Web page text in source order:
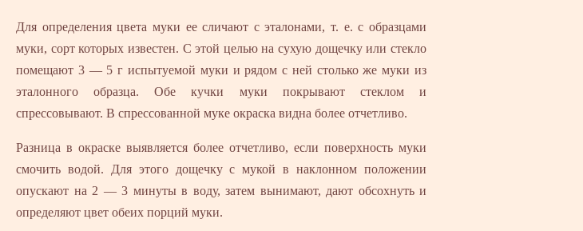
Для определения цвета муки ее сличают с эталонами, т. е. с образцами
муки, сорт которых известен. С этой целью на сухую дощечку или стекло
помещают 3 — 5 г испытуемой муки и рядом с ней столько же муки из
эталонного образца. Обе кучки муки покрывают стеклом и
спрессовывают. В спрессованной муке окраска видна более отчетливо.
Разница в окраске выявляется более отчетливо, если поверхность муки
смочить водой. Для этого дощечку с мукой в наклонном положении
опускают на 2 — 3 минуты в воду, затем вынимают, дают обсохнуть и
определяют цвет обеих порций муки.